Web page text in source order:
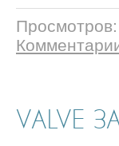
Просмотров:
VALVE